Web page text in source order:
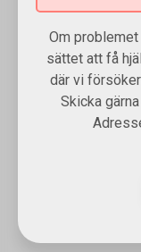
Om
sättet att få
där vi
Skicka